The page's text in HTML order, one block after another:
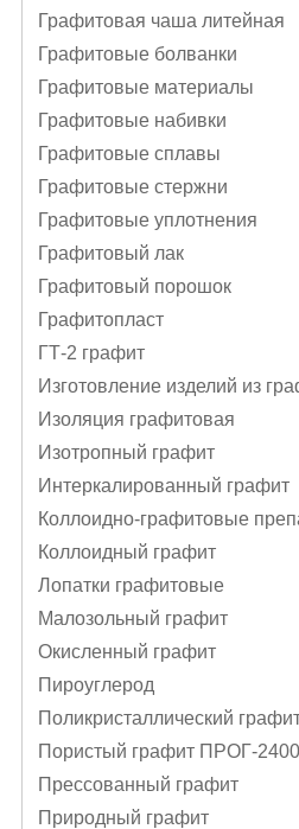
Графитовая чаша литейная
Графитовые болванки
Графитовые материалы
Графитовые набивки
Графитовые сплавы
Графитовые стержни
Графитовые уплотнения
Графитовый лак
Графитовый порошок
Графитопласт
ГТ-2 графит
Изготовление изделий из
Изоляция графитовая
Изотропный графит
Интеркалированный графит
Коллоидно-графитовые
Коллоидный графит
Лопатки графитовые
Малозольный графит
Окисленный графит
Пироуглерод
Поликристаллический
Пористый графит ПРОГ-2400
Прессованный графит
Природный графит